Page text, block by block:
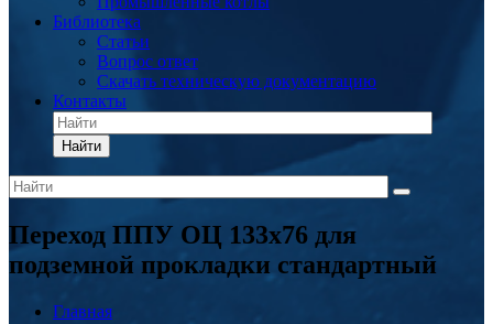
Библиотека
Статьи
Вопрос ответ
Скачать техническую документацию
Контакты
Найти
Переход ППУ ОЦ 133x76 для
подземной прокладки стандартный
Главная